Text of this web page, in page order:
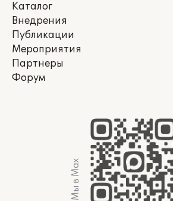
Каталог
Внедрения
Публикации
Мероприятия
Партнеры
Форум
Мы в Max